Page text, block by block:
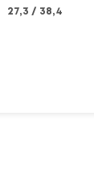
27,3 / 38,4